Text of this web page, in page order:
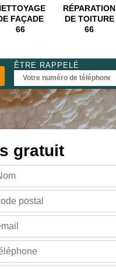
FAÇADE
66
RÉPARATION
DE TOITURE
66
ÊTRE RAPPELÉ
gratuit